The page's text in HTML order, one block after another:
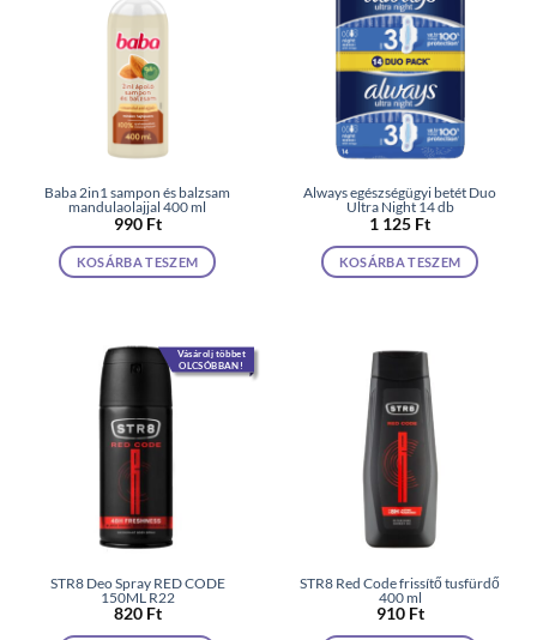
Baba 2in1 sampon és balzsam
mandulaolajjal 400 ml
990 Ft
KOSÁRBA TESZEM
Always egészségügyi betét Duo
Ultra Night 14 db
1 125 Ft
KOSÁRBA TESZEM
Vásárolj többet
OLCSÓBBAN!
STR8 Deo Spray RED CODE
150ML R22
820 Ft
STR8 Red Code frissítő tusfürdő
400 ml
910 Ft